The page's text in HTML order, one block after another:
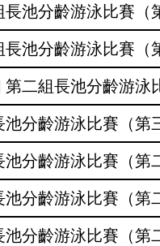
池分齡游泳比賽（
池分齡游泳比賽（
二組長池分齡游泳
分齡游泳比賽（第
分齡游泳比賽（第
分齡游泳比賽（第
分齡游泳比賽（第